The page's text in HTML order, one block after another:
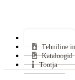
Tehniline
Kataloogid
Tootja